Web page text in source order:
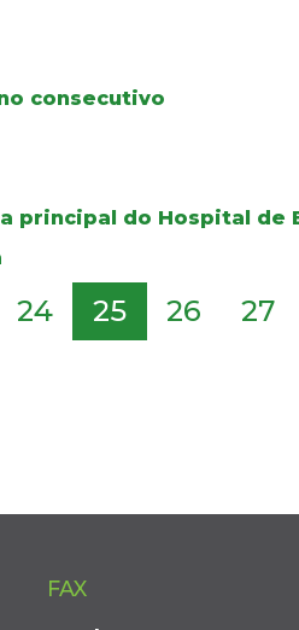
consecutivo
principal do Hospital de
24 25 26 27
FAX